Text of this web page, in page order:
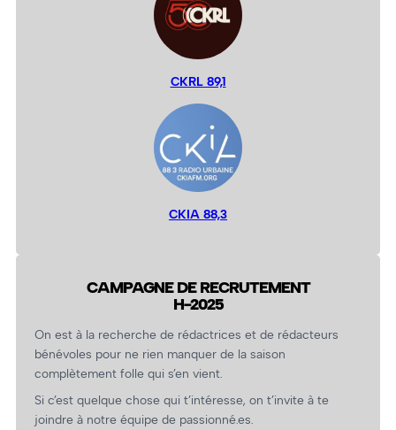
CKRL 89,1
CKIA 88,3
CAMPAGNE DE RECRUTEMENT
H-2025
On est à la recherche de rédactrices et de rédacteurs
bénévoles pour ne rien manquer de la saison
complètement folle qui s’en vient.
Si c’est quelque chose qui t’intéresse, on t’invite à te
joindre à notre équipe de passionné.es.